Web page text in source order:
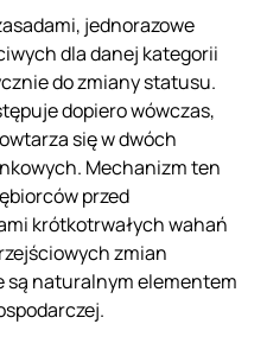
jednorazowe
dla danej kategorii
do zmiany statusu.
dopiero wówczas,
się w dwóch
Mechanizm ten
przed
krótkotrwałych wahań
zmian
są naturalnym elementem